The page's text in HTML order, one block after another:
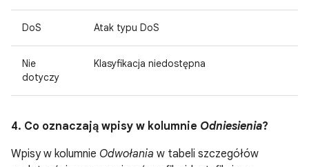
DoS Atak typu DoS
Nie
dotyczy
Klasyfikacja niedostępna
4. Co oznaczają wpisy w kolumnie Odniesienia?
Wpisy w kolumnie Odwołania w tabeli szczegółów